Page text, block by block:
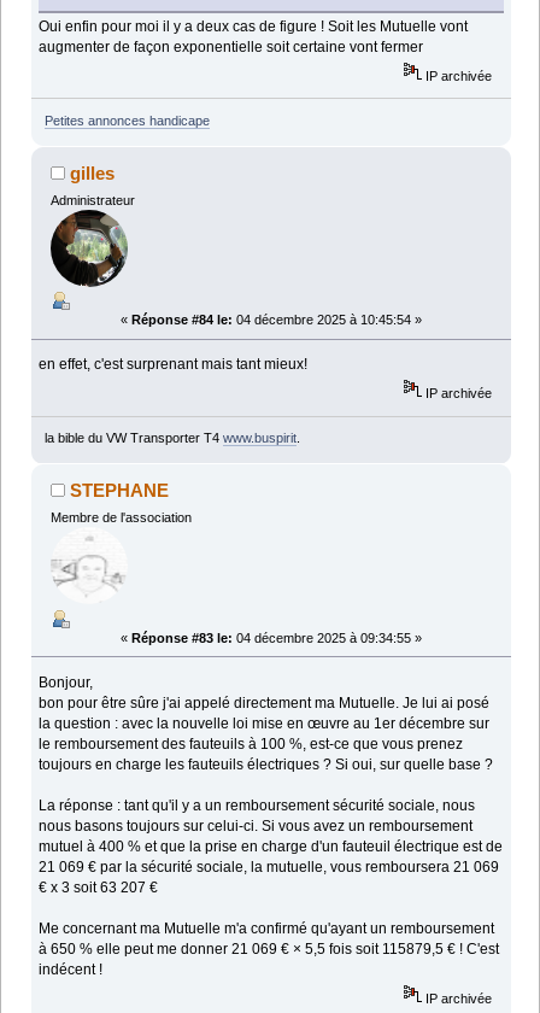
Oui enfin pour moi il y a deux cas de figure ! Soit les Mutuelle vont
augmenter de façon exponentielle soit certaine vont fermer
IP archivée
Petites annonces handicape
gilles
Administrateur
« Réponse #84 le: 04 décembre 2025 à 10:45:54 »
en effet, c'est surprenant mais tant mieux!
IP archivée
la bible du VW Transporter T4 www.buspirit.
STEPHANE
Membre de l'association
« Réponse #83 le: 04 décembre 2025 à 09:34:55 »
Bonjour,
bon pour être sûre j'ai appelé directement ma Mutuelle. Je lui ai posé
la question : avec la nouvelle loi mise en œuvre au 1er décembre sur
le remboursement des fauteuils à 100 %, est-ce que vous prenez
toujours en charge les fauteuils électriques ? Si oui, sur quelle base ?
La réponse : tant qu'il y a un remboursement sécurité sociale, nous
nous basons toujours sur celui-ci. Si vous avez un remboursement
mutuel à 400 % et que la prise en charge d'un fauteuil électrique est de
21 069 € par la sécurité sociale, la mutuelle, vous remboursera 21 069
€ x 3 soit 63 207 €
Me concernant ma Mutuelle m'a confirmé qu'ayant un remboursement
à 650 % elle peut me donner 21 069 € × 5,5 fois soit 115879,5 € ! C'est
indécent !
IP archivée